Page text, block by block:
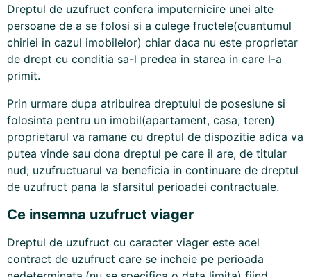
Dreptul de uzufruct confera imputernicire unei alte
persoane de a se folosi si a culege fructele(cuantumul
chiriei in cazul imobilelor) chiar daca nu este proprietar
de drept cu conditia sa-l predea in starea in care l-a
primit.
Prin urmare dupa atribuirea dreptului de posesiune si
folosinta pentru un imobil(apartament, casa, teren)
proprietarul va ramane cu dreptul de dispozitie adica va
putea vinde sau dona dreptul pe care il are, de titular
nud; uzufructuarul va beneficia in continuare de dreptul
de uzufruct pana la sfarsitul perioadei contractuale.
Ce insemna uzufruct viager
Dreptul de uzufruct cu caracter viager este acel
contract de uzufruct care se incheie pe perioada